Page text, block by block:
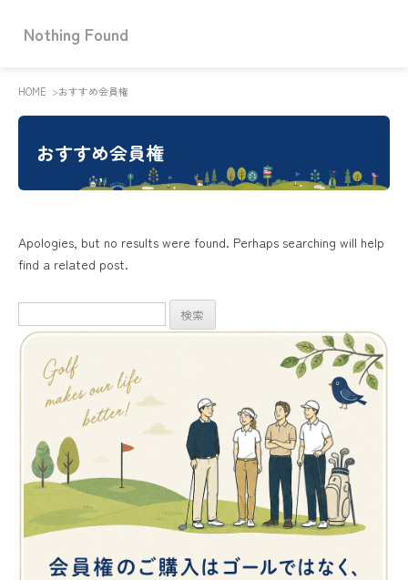
HOME おすすめ会員権
おすすめ会員権
Nothing Found
Apologies, but no results were found. Perhaps searching will help
find a related post.
索: